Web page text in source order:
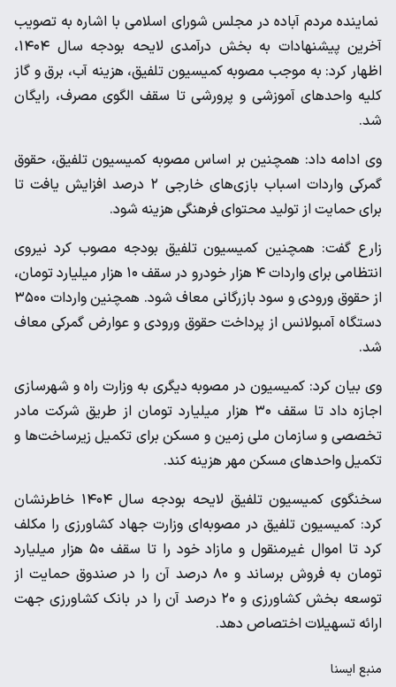
نماینده مردم آباده در مجلس شورای اسلامی با اشاره به تصویب
آخرین پیشنهادات به بخش درآمدی لایحه بودجه سال ۱۴۰۴،
اظهار کرد: به موجب مصوبه کمیسیون تلفیق، هزینه آب، برق و گاز
کلیه واحدهای آموزشی و پرورشی تا سقف الگوی مصرف، رایگان
شد.‌
وی ادامه داد: همچنین بر اساس مصوبه کمیسیون تلفیق، حقوق
گمرکی واردات اسباب بازی‌های خارجی ۲ درصد افزایش یافت تا
برای حمایت از تولید محتوای فرهنگی هزینه شود.
زارع گفت: همچنین کمیسیون تلفیق بودجه مصوب کرد نیروی
انتظامی برای واردات ۴ هزار خودرو در سقف ۱۰ هزار میلیارد تومان،
از حقوق ورودی و سود بازرگانی معاف شود. همچنین واردات ۳۵۰۰
دستگاه آمبولانس از پرداخت حقوق ورودی و عوارض گمرکی معاف
شد.
وی بیان کرد: کمیسیون در مصوبه دیگری به وزارت راه و شهرسازی
اجازه داد تا سقف ۳۰ هزار میلیارد تومان از طریق شرکت مادر
تخصصی و سازمان ملی زمین و مسکن برای تکمیل زیرساخت‌ها و
تکمیل واحدهای مسکن مهر هزینه کند.
سخنگوی کمیسیون تلفیق لایحه بودجه سال ۱۴۰۴ خاطرنشان
کرد: کمیسیون تلفیق در مصوبه‌ای وزارت جهاد کشاورزی را مکلف
کرد تا اموال غیرمنقول و مازاد خود را تا سقف ۵۰ هزار میلیارد
تومان به فروش برساند و ۸۰ درصد آن را در صندوق حمایت از
توسعه بخش کشاورزی و ۲۰ درصد آن را در بانک کشاورزی جهت
ارائه تسهیلات اختصاص دهد.
منبع ايسنا